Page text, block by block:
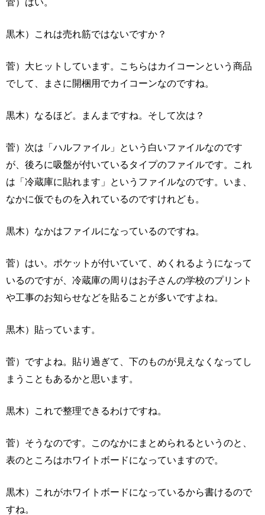
黒木）これは売れ筋ではないですか？
菅）大ヒットしています。こちらはカイコーンという商品
でして、まさに開梱用でカイコーンなのですね。
黒木）なるほど。まんまですね。そして次は？
菅）次は「ハルファイル」という白いファイルなのです
が、後ろに吸盤が付いているタイプのファイルです。これ
は「冷蔵庫に貼れます」というファイルなのです。いま、
なかに仮でものを入れているのですけれども。
黒木）なかはファイルになっているのですね。
菅）はい。ポケットが付いていて、めくれるようになって
いるのですが、冷蔵庫の周りはお子さんの学校のプリント
や工事のお知らせなどを貼ることが多いですよね。
黒木）貼っています。
菅）ですよね。貼り過ぎて、下のものが見えなくなってし
まうこともあるかと思います。
黒木）これで整理できるわけですね。
菅）そうなのです。このなかにまとめられるというのと、
表のところはホワイトボードになっていますので。
黒木）これがホワイトボードになっているから書けるので
すね。